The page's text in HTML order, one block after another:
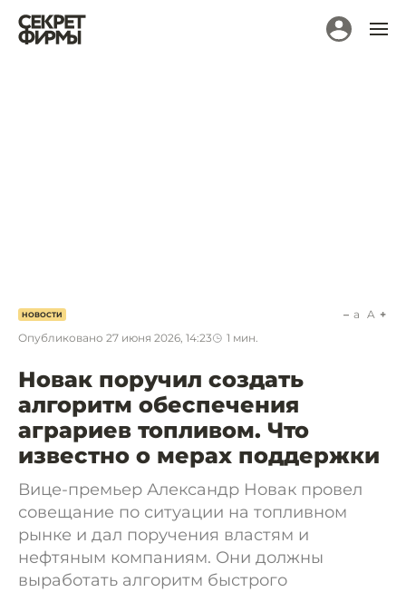
НОВОСТИ
Опубликовано 27 июня 2026, 14:23 1 мин.
a A
Новак поручил создать
алгоритм обеспечения
аграриев топливом. Что
известно о мерах поддержки
Вице-премьер Александр Новак провел
совещание по ситуации на топливном
рынке и дал поручения властям и
нефтяным компаниям. Они должны
выработать алгоритм быстрого